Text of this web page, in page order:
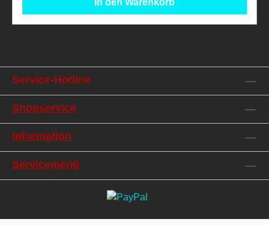
Service-Hotline
Shopservice
Information
Servicemenü